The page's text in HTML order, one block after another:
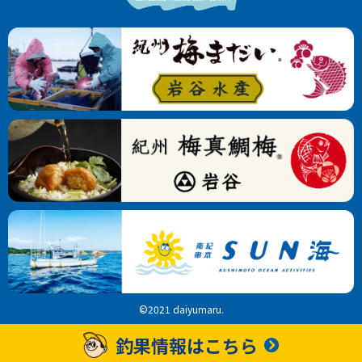
©2021 daiyumaru.
釣果情報はこちら